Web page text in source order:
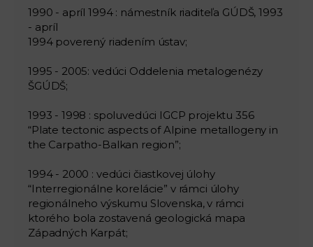
1990 - apríl 1994 : námestník riaditeľa GÚDŠ, 1993
- apríl
1994 poverený riadením ústav;
1995 - 2005: vedúci Oddelenia metalogenézy
ŠGÚDŠ;
1993 - 1998 : spoluvedúci IGCP projektu 356
“Plate tectonic aspects of Alpine metallogeny in
the Carpatho-Balkan region”;
1994 - 2000 : vedúci čiastkovej úlohy
“Interregionálne korelácie” v rámci úlohy
regionálneho výskumu Slovenska, v rámci
ktorého bola zostavená geologická mapa
Západných Karpát;